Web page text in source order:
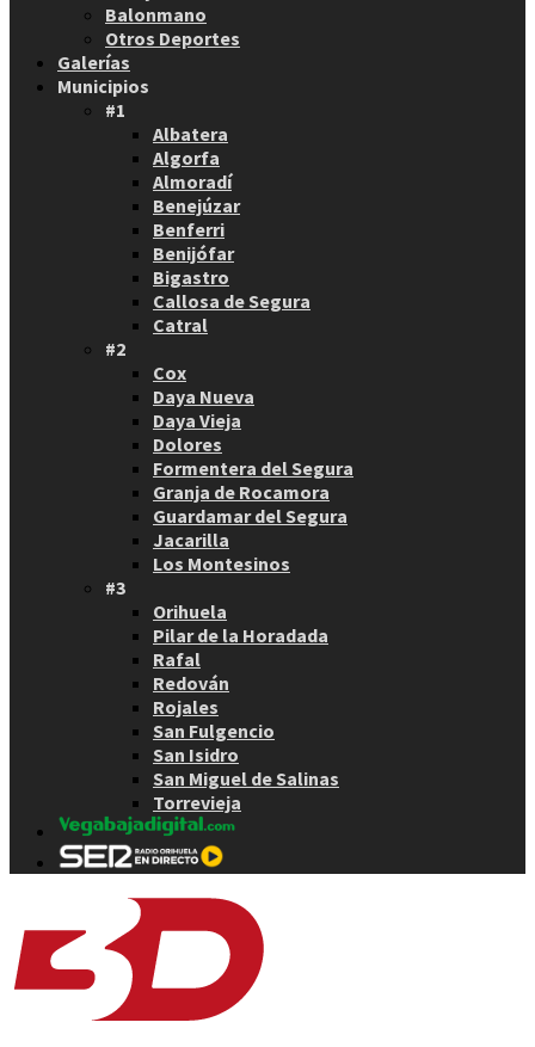
Balonmano
Otros Deportes
Galerías
Municipios
#1
Albatera
Algorfa
Almoradí
Benejúzar
Benferri
Benijófar
Bigastro
Callosa de Segura
Catral
#2
Cox
Daya Nueva
Daya Vieja
Dolores
Formentera del Segura
Granja de Rocamora
Guardamar del Segura
Jacarilla
Los Montesinos
#3
Orihuela
Pilar de la Horadada
Rafal
Redován
Rojales
San Fulgencio
San Isidro
San Miguel de Salinas
Torrevieja